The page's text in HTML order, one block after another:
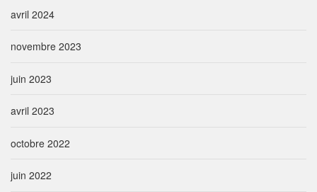
avril 2024
novembre 2023
juin 2023
avril 2023
octobre 2022
juin 2022